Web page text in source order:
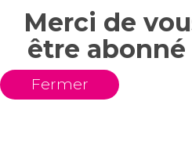
Merci de
être abonné
Fermer